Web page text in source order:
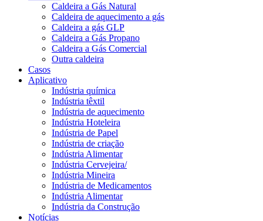
Caldeira a Gás Natural
Caldeira de aquecimento a gás
Caldeira a gás GLP
Caldeira a Gás Propano
Caldeira a Gás Comercial
Outra caldeira
Casos
Aplicativo
Indústria química
Indústria têxtil
Indústria de aquecimento
Indústria Hoteleira
Indústria de Papel
Indústria de criação
Indústria Alimentar
Indústria Cervejeira/
Indústria Mineira
Indústria de Medicamentos
Indústria Alimentar
Indústria da Construção
Notícias